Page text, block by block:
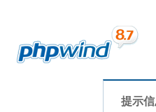
提示